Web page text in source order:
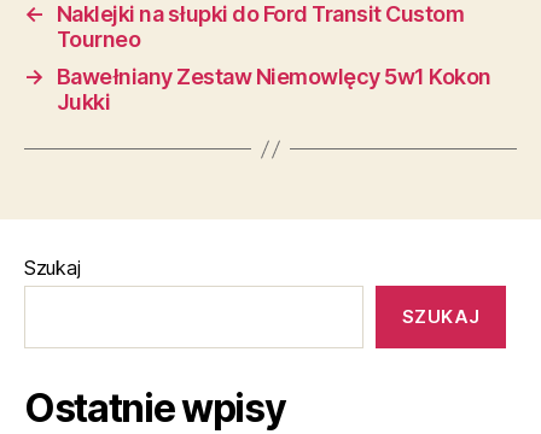
←
Naklejki na słupki do Ford Transit Custom
Tourneo
→
Bawełniany Zestaw Niemowlęcy 5w1 Kokon
Jukki
Szukaj
SZUKAJ
Ostatnie wpisy